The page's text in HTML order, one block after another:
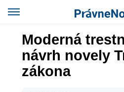
Moderná
návrh novely
zákona